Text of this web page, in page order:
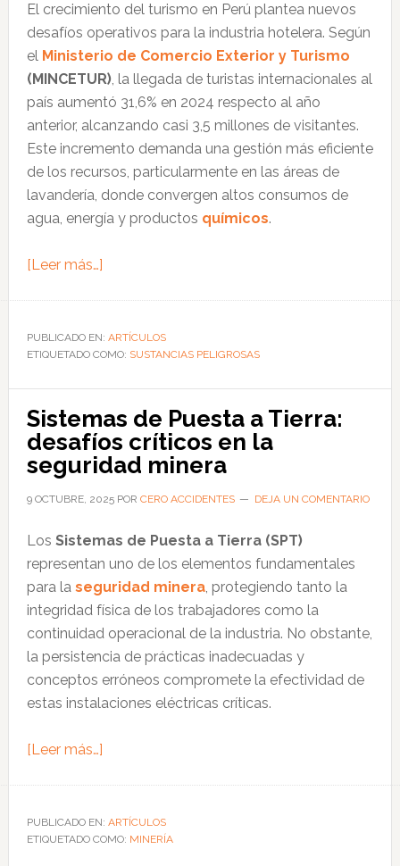
según
Bumeran
El crecimiento del turismo en Perú plantea nuevos
desafíos operativos para la industria hotelera. Según
el Ministerio de Comercio Exterior y Turismo
(MINCETUR), la llegada de turistas internacionales al
país aumentó 31,6% en 2024 respecto al año
anterior, alcanzando casi 3,5 millones de visitantes.
Este incremento demanda una gestión más eficiente
de los recursos, particularmente en las áreas de
lavandería, donde convergen altos consumos de
agua, energía y productos químicos.
[Leer más…]acerca
de
químicos
sostenibilidad
en
lavanderías
hoteleras
PUBLICADO EN: ARTÍCULOS
ETIQUETADO COMO: SUSTANCIAS PELIGROSAS
Sistemas de Puesta a Tierra:
desafíos críticos en la
seguridad minera
9 OCTUBRE, 2025POR CERO ACCIDENTES DEJA UN COMENTARIO
Los Sistemas de Puesta a Tierra (SPT)
representan uno de los elementos fundamentales
para la seguridad minera, protegiendo tanto la
integridad física de los trabajadores como la
continuidad operacional de la industria. No obstante,
la persistencia de prácticas inadecuadas y
conceptos erróneos compromete la efectividad de
estas instalaciones eléctricas críticas.
[Leer más…]acerca
de
Puesta
PUBLICADO EN: ARTÍCULOS
ETIQUETADO COMO: MINERÍA